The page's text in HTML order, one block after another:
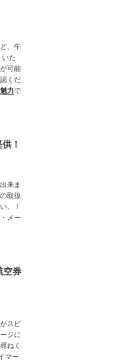
、午
た
可能
くだ
力で
！
来ま
取扱
。！
メー
空券
スピ
ジに
ねく
マー